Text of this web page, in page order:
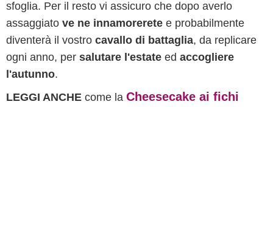
sfoglia. Per il resto vi assicuro che dopo averlo
assaggiato ve ne innamorerete e probabilmente
diventerà il vostro cavallo di battaglia, da replicare
ogni anno, per salutare l'estate ed accogliere
l'autunno.
LEGGI ANCHE come la Cheesecake ai fichi